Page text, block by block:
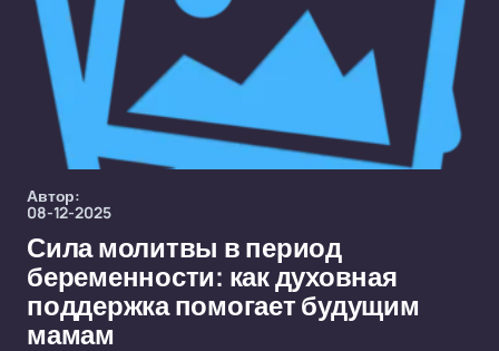
Автор:
08-12-2025
Сила молитвы в период
беременности: как духовная
поддержка помогает будущим
мамам